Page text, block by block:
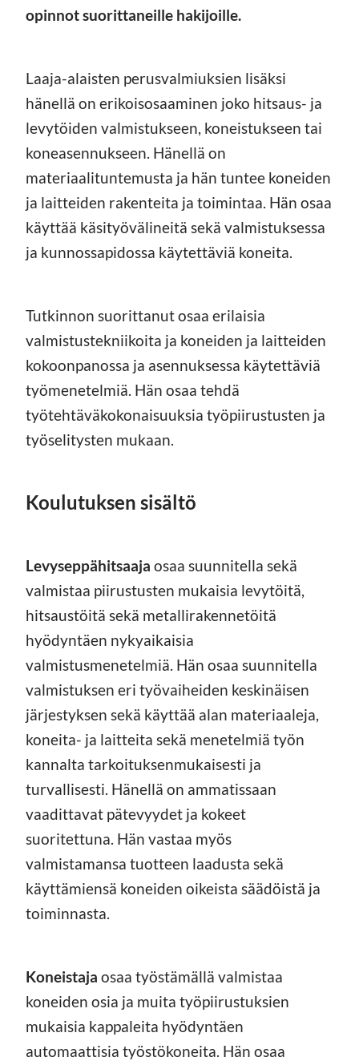
opinnot suorittaneille hakijoille.
Laaja-alaisten perusvalmiuksien lisäksi
hänellä on erikoisosaaminen joko hitsaus- ja
levytöiden valmistukseen, koneistukseen tai
koneasennukseen. Hänellä on
materiaalituntemusta ja hän tuntee koneiden
ja laitteiden rakenteita ja toimintaa. Hän osaa
käyttää käsityövälineitä sekä valmistuksessa
ja kunnossapidossa käytettäviä koneita.
Tutkinnon suorittanut osaa erilaisia
valmistustekniikoita ja koneiden ja laitteiden
kokoonpanossa ja asennuksessa käytettäviä
työmenetelmiä. Hän osaa tehdä
työtehtäväkokonaisuuksia työpiirustusten ja
työselitysten mukaan.
Koulutuksen sisältö
Levyseppähitsaaja osaa suunnitella sekä
valmistaa piirustusten mukaisia levytöitä,
hitsaustöitä sekä metallirakennetöitä
hyödyntäen nykyaikaisia
valmistusmenetelmiä. Hän osaa suunnitella
valmistuksen eri työvaiheiden keskinäisen
järjestyksen sekä käyttää alan materiaaleja,
koneita- ja laitteita sekä menetelmiä työn
kannalta tarkoituksenmukaisesti ja
turvallisesti. Hänellä on ammatissaan
vaadittavat pätevyydet ja kokeet
suoritettuna. Hän vastaa myös
valmistamansa tuotteen laadusta sekä
käyttämiensä koneiden oikeista säädöistä ja
toiminnasta.
Koneistaja osaa työstämällä valmistaa
koneiden osia ja muita työpiirustuksien
mukaisia kappaleita hyödyntäen
automaattisia työstökoneita. Hän osaa